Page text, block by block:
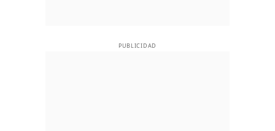
PUBLICIDAD